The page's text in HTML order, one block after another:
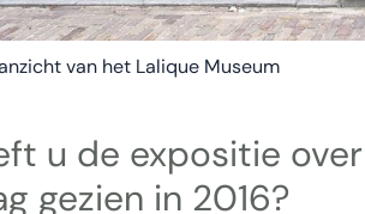
van het Lalique Museum
u de expositie
gezien in 2016?